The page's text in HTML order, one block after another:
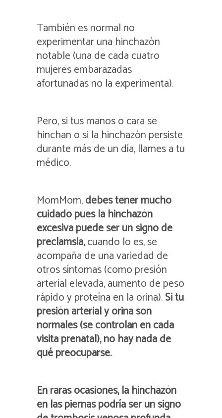
También es normal no
experimentar una hinchazón
notable (una de cada cuatro
mujeres embarazadas
afortunadas no la experimenta).
Pero, si tus manos o cara se
hinchan o si la hinchazón persiste
durante más de un día, llames a tu
médico.
MomMom,debes tener mucho
cuidado pues la hinchazón
excesiva puede ser un signo de
preclamsia,cuando lo es, se
acompaña de una variedad de
otros síntomas (como presión
arterial elevada, aumento de peso
rápido y proteína en la orina).Si tu
presión arterial y orina son
normales (se controlan en cada
visita prenatal), no hay nada de
qué preocuparse.
En raras ocasiones, la hinchazón
en las piernas podría ser un signo